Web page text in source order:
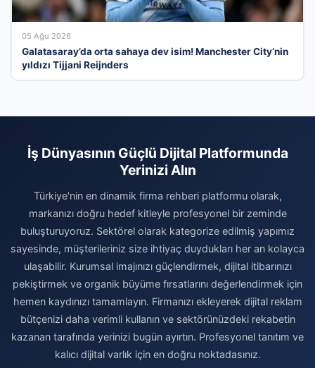
05 Ağu 2026
Galatasaray’da orta sahaya dev isim! Manchester City’nin
yıldızı Tijjani Reijnders
İş Dünyasının Güçlü Dijital Platformunda
Yerinizi Alın
Türkiye'nin en dinamik firma rehberi platformu olarak,
markanızı doğru hedef kitleyle profesyonel bir zeminde
buluşturuyoruz. Sektörel olarak kategorize edilmiş yapımız
sayesinde, müşterileriniz size ihtiyaç duydukları her an kolayca
ulaşabilir. Kurumsal imajınızı güçlendirmek, dijital itibarınızı
pekiştirmek ve organik büyüme fırsatlarını değerlendirmek için
hemen kaydınızı tamamlayın. Firmanızı ekleyerek dijital reklam
bütçenizi daha verimli kullanın ve sektörünüzdeki rekabetin
kazanan tarafında yerinizi bugün ayırtın. Profesyonel tanıtım ve
kalıcı dijital varlık için en doğru noktadasınız.